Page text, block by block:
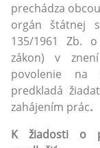
prechádza
orgán štátnej
135/1961 Zb.
zákon) v
povolenie na
predkladá
zahájením prác.
K žiadosti o